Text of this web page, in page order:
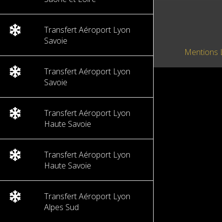
Transfert Aéroport Lyon
Savoie
Transfert Aéroport Lyon
Savoie
Transfert Aéroport Lyon
Haute Savoie
Transfert Aéroport Lyon
Haute Savoie
Transfert Aéroport Lyon
Alpes Sud
Mentions